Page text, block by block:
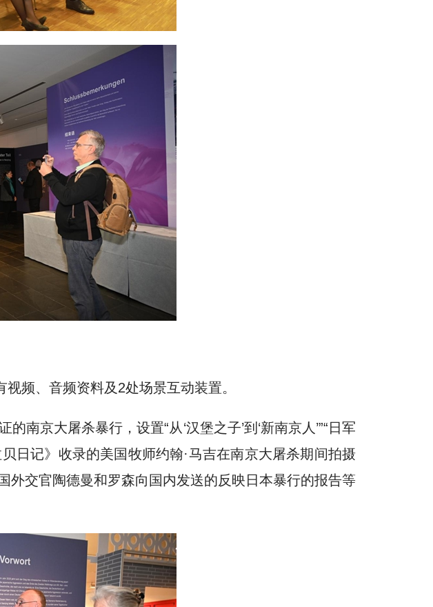
频、音频资料及2处场景互动装置。
南京大屠杀暴行，设置“从‘汉堡之子’到‘新南京人’”“日军
日记》收录的美国牧师约翰·马吉在南京大屠杀期间拍摄
外交官陶德曼和罗森向国内发送的反映日本暴行的报告等